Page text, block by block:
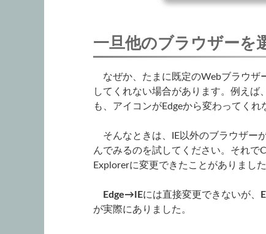
一旦他のブラウザーを
なぜか、たまに既定のWebブラウザ
してくれない場合があります。例え
も、アイコンがEdgeから変わってくれ
そんなときは、IE以外のブラウザー
んでみるのを試してください。それで
Explorerに変更できたことがありました
Edge→IEには直接変更できないが、
が実際にありました。